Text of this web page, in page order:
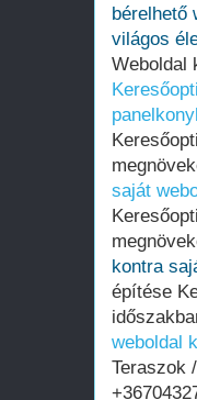
bérelhető
világos
Weboldal
saját
kontra
építése
weboldal
Teraszok